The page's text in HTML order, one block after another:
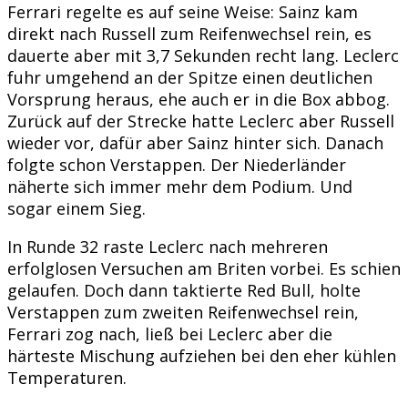
Ferrari regelte es auf seine Weise: Sainz kam
direkt nach Russell zum Reifenwechsel rein, es
dauerte aber mit 3,7 Sekunden recht lang. Leclerc
fuhr umgehend an der Spitze einen deutlichen
Vorsprung heraus, ehe auch er in die Box abbog.
Zurück auf der Strecke hatte Leclerc aber Russell
wieder vor, dafür aber Sainz hinter sich. Danach
folgte schon Verstappen. Der Niederländer
näherte sich immer mehr dem Podium. Und
sogar einem Sieg.
In Runde 32 raste Leclerc nach mehreren
erfolglosen Versuchen am Briten vorbei. Es schien
gelaufen. Doch dann taktierte Red Bull, holte
Verstappen zum zweiten Reifenwechsel rein,
Ferrari zog nach, ließ bei Leclerc aber die
härteste Mischung aufziehen bei den eher kühlen
Temperaturen.